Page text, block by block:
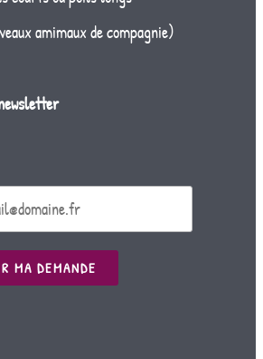
amimaux de compagnie)
MA DEMANDE